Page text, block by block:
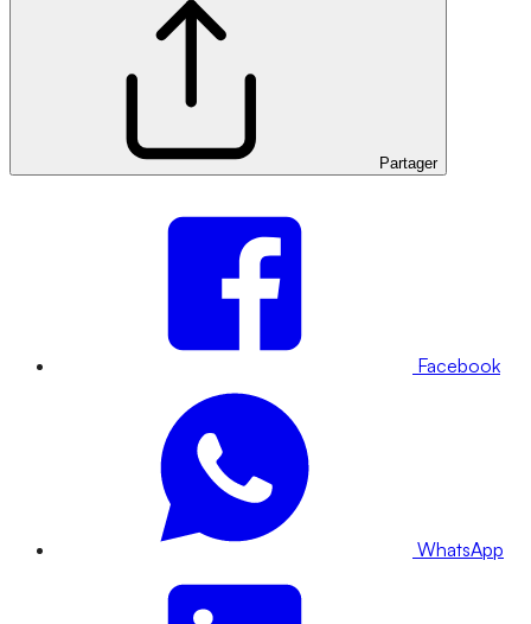
Partager
Facebook
WhatsApp